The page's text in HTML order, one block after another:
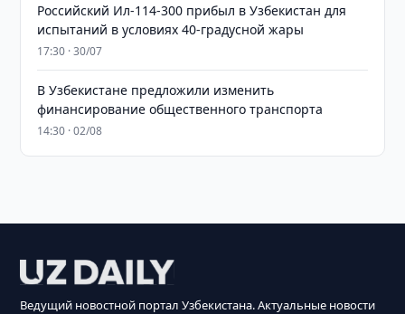
Российский Ил-114-300 прибыл в Узбекистан для
испытаний в условиях 40-градусной жары
17:30 · 30/07
В Узбекистане предложили изменить
финансирование общественного транспорта
14:30 · 02/08
Ведущий новостной портал Узбекистана. Актуальные новости